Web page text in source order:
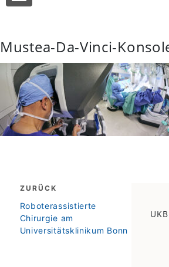
Mustea-Da-Vinci-
Beitragsnavigation
ZURÜCK
zurück
Roboterassistierte
Chirurgie am
Universitätsklinikum Bonn
UKB